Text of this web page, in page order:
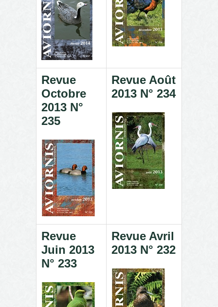
Revue
Octobre
2013 N°
235
Revue Août
2013 N° 234
Revue
Juin 2013
N° 233
Revue Avril
2013 N° 232